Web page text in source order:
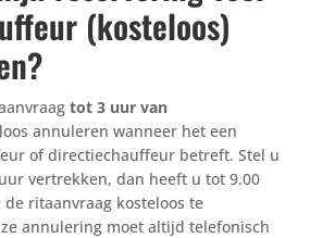
(kosteloos)
tot 3 uur van
annuleren wanneer het een
of directiechauffeur betreft. Stel u
vertrekken, dan heeft u tot 9.00
ritaanvraag kosteloos te
annulering moet altijd telefonisch